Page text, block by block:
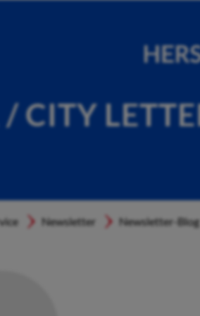
CITY
Newsletter Newsletter-Blog